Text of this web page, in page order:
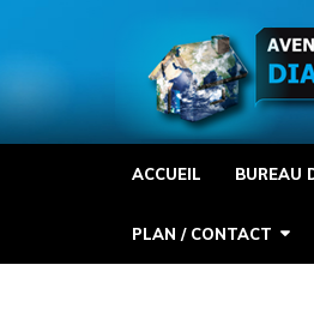
ACCUEIL BUREAU
PLAN / CONTACT